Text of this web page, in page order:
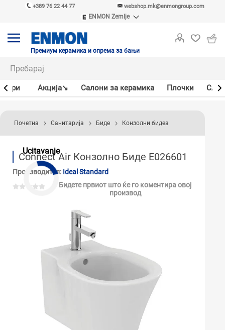
+389 76 22 44 77 webshop.mk@enmongroup.com
ENMON Zemlje
ENMON MKD
Премиум керамика и опрема за бањи
Акцијa↘ Салони за керамика Плочки
Ucitavanje
Почетна Санитарија Биде Конзолни бидеа
Connect Air Конзолно Биде E026601
Производител: Ideal Standard
Бидете првиот што ќе го коментира овој
производ